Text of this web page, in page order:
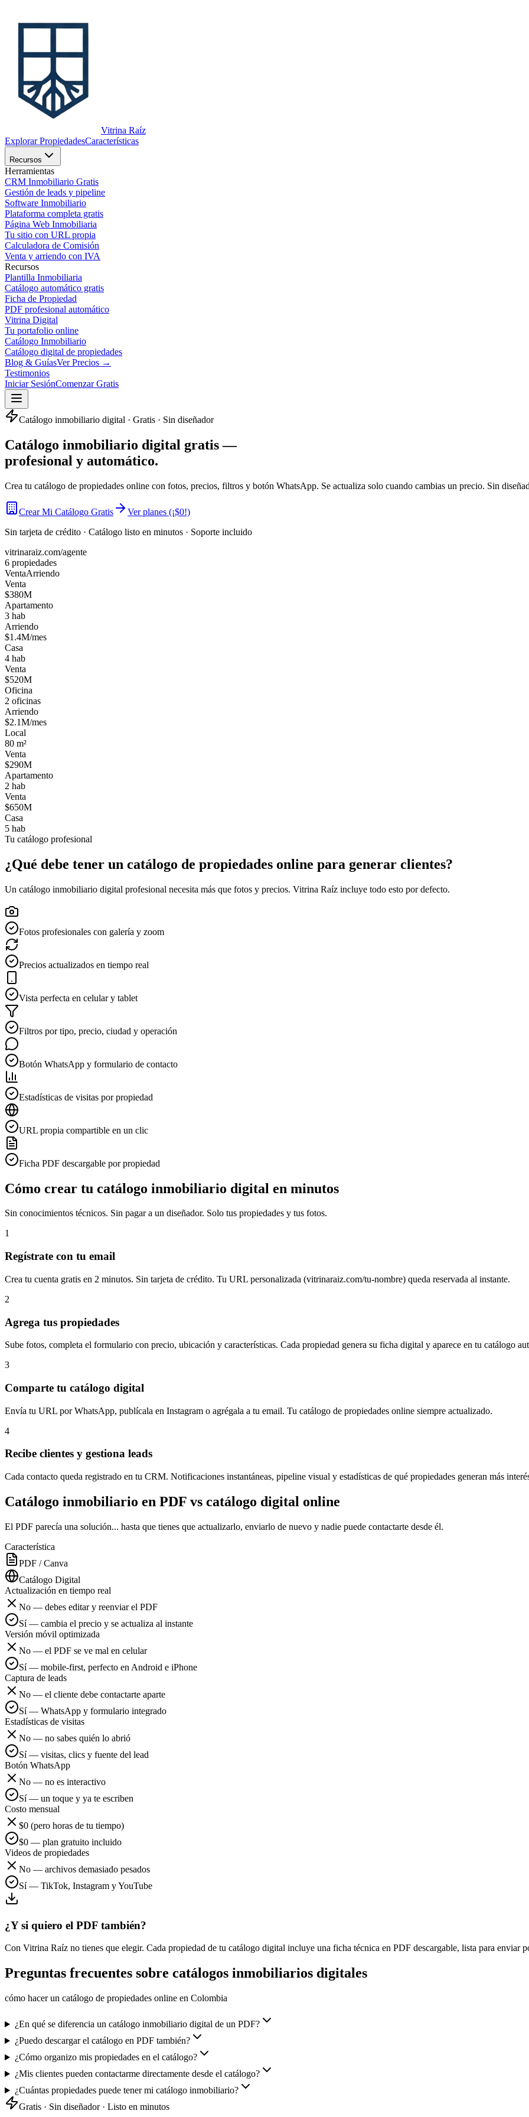
Vitrina Raíz
Explorar PropiedadesCaracterísticas
Recursos
Herramientas
CRM Inmobiliario Gratis
Gestión de leads y pipeline
Software Inmobiliario
Plataforma completa gratis
Página Web Inmobiliaria
Tu sitio con URL propia
Calculadora de Comisión
Venta y arriendo con IVA
Recursos
Plantilla Inmobiliaria
Catálogo automático gratis
Ficha de Propiedad
PDF profesional automático
Vitrina Digital
Tu portafolio online
Catálogo Inmobiliario
Catálogo digital de propiedades
Blog & GuíasVer Precios →
Testimonios
Iniciar SesiónComenzar Gratis
Catálogo inmobiliario digital · Gratis · Sin diseñador
Catálogo inmobiliario digital gratis —
profesional y automático.
Crea tu catálogo de propiedades online con fotos, precios, filtros y botón WhatsApp. Se actualiza solo cuando cambias un precio. Sin
Crear Mi Catálogo Gratis
Ver planes (¡$0!)
Sin tarjeta de crédito · Catálogo listo en minutos · Soporte incluido
vitrinaraiz.com/agente
6 propiedades
VentaArriendo
Venta
$380M
Apartamento
3 hab
Arriendo
$1.4M/mes
Casa
4 hab
Venta
$520M
Oficina
2 oficinas
Arriendo
$2.1M/mes
Local
80 m²
Venta
$290M
Apartamento
2 hab
Venta
$650M
Casa
5 hab
Tu catálogo profesional
¿Qué debe tener un catálogo de propiedades online para generar clientes?
Un catálogo inmobiliario digital profesional necesita más que fotos y precios. Vitrina Raíz incluye todo esto por defecto.
Fotos profesionales con galería y zoom
Precios actualizados en tiempo real
Vista perfecta en celular y tablet
Filtros por tipo, precio, ciudad y operación
Botón WhatsApp y formulario de contacto
Estadísticas de visitas por propiedad
URL propia compartible en un clic
Ficha PDF descargable por propiedad
Cómo crear tu catálogo inmobiliario digital en minutos
Sin conocimientos técnicos. Sin pagar a un diseñador. Solo tus propiedades y tus fotos.
1
Regístrate con tu email
Crea tu cuenta gratis en 2 minutos. Sin tarjeta de crédito. Tu URL personalizada (vitrinaraiz.com/tu-nombre) queda reservada al instante.
2
Agrega tus propiedades
Sube fotos, completa el formulario con precio, ubicación y características. Cada propiedad genera su ficha digital y aparece en tu catálogo
3
Comparte tu catálogo digital
Envía tu URL por WhatsApp, publícala en Instagram o agrégala a tu email. Tu catálogo de propiedades online siempre actualizado.
4
Recibe clientes y gestiona leads
Cada contacto queda registrado en tu CRM. Notificaciones instantáneas, pipeline visual y estadísticas de qué propiedades generan más
Catálogo inmobiliario en PDF vs catálogo digital online
El PDF parecía una solución... hasta que tienes que actualizarlo, enviarlo de nuevo y nadie puede contactarte desde él.
Característica
PDF / Canva
Catálogo Digital
Actualización en tiempo real
No — debes editar y reenviar el PDF
Sí — cambia el precio y se actualiza al instante
Versión móvil optimizada
No — el PDF se ve mal en celular
Sí — mobile-first, perfecto en Android e iPhone
Captura de leads
No — el cliente debe contactarte aparte
Sí — WhatsApp y formulario integrado
Estadísticas de visitas
No — no sabes quién lo abrió
Sí — visitas, clics y fuente del lead
Botón WhatsApp
No — no es interactivo
Sí — un toque y ya te escriben
Costo mensual
$0 (pero horas de tu tiempo)
$0 — plan gratuito incluido
Videos de propiedades
No — archivos demasiado pesados
Sí — TikTok, Instagram y YouTube
¿Y si quiero el PDF también?
Con Vitrina Raíz no tienes que elegir. Cada propiedad de tu catálogo digital incluye una ficha técnica en PDF descargable, lista para
Preguntas frecuentes sobre catálogos inmobiliarios digitales
cómo hacer un catálogo de propiedades online en Colombia
¿En qué se diferencia un catálogo inmobiliario digital de un PDF?
¿Puedo descargar el catálogo en PDF también?
¿Cómo organizo mis propiedades en el catálogo?
¿Mis clientes pueden contactarme directamente desde el catálogo?
¿Cuántas propiedades puede tener mi catálogo inmobiliario?
Gratis · Sin diseñador · Listo en minutos